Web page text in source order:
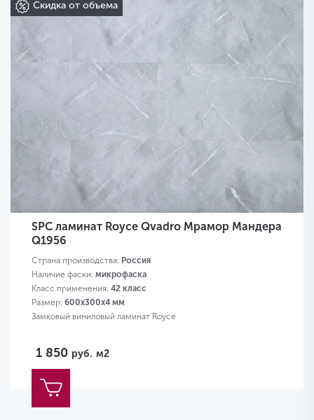
Скидка от объема
SPC ламинат Royce Qvadro Мрамор Мандера
Q1956
Страна производства: Россия
Наличие фаски: микрофаска
Класс применения: 42 класс
Размер: 600х300х4 мм
Замковый виниловый ламинат Royce
1 850 руб. м2